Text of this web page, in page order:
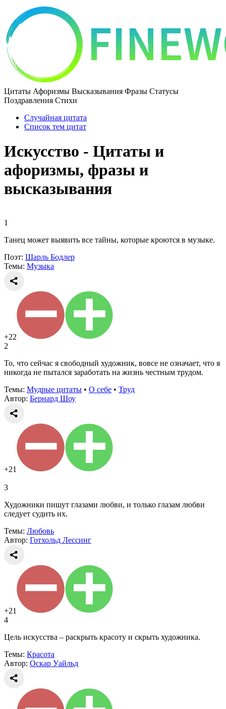
Цитаты Афоризмы Высказывания Фразы Статусы
Поздравления Стихи
Случайная цитата
Список тем цитат
Искусство - Цитаты и
афоризмы, фразы и
высказывания
1
Танец может выявить все тайны, которые кроются в музыке.
Поэт: Шарль Бодлер
Темы: Музыка
+22
2
То, что сейчас я свободный художник, вовсе не означает, что я
никогда не пытался заработать на жизнь честным трудом.
Темы: Мудрые цитаты • О себе • Труд
Автор: Бернард Шоу
+21
3
Художники пишут глазами любви, и только глазам любви
следует судить их.
Темы: Любовь
Автор: Готхольд Лессинг
+21
4
Цель искусства – раскрыть красоту и скрыть художника.
Темы: Красота
Автор: Оскар Уайльд